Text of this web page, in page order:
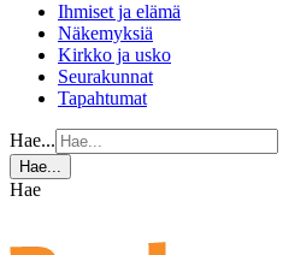
Ihmiset ja elämä
Näkemyksiä
Kirkko ja usko
Seurakunnat
Tapahtumat
Hae...
Hae...
Hae